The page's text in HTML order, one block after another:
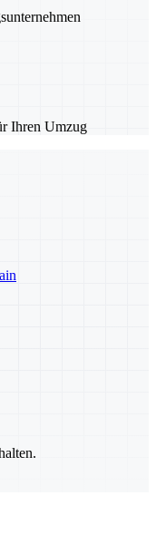
Ihren Umzug